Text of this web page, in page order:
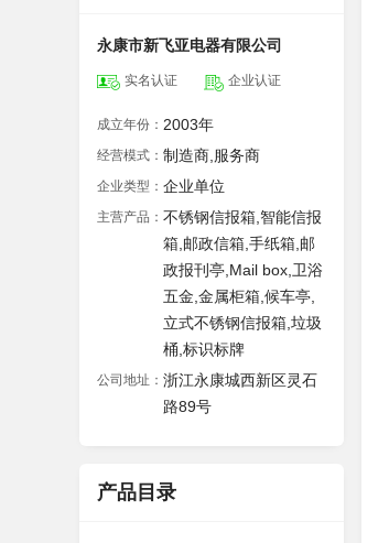
永康市新飞亚电器有限公司
实名认证 企业认证
成立年份： 2003年
经营模式： 制造商,服务商
企业类型： 企业单位
主营产品： 不锈钢信报箱,智能信报
箱,邮政信箱,手纸箱,邮
政报刊亭,Mail box,卫浴
五金,金属柜箱,候车亭,
立式不锈钢信报箱,垃圾
桶,标识标牌
公司地址： 浙江永康城西新区灵石
路89号
产品目录